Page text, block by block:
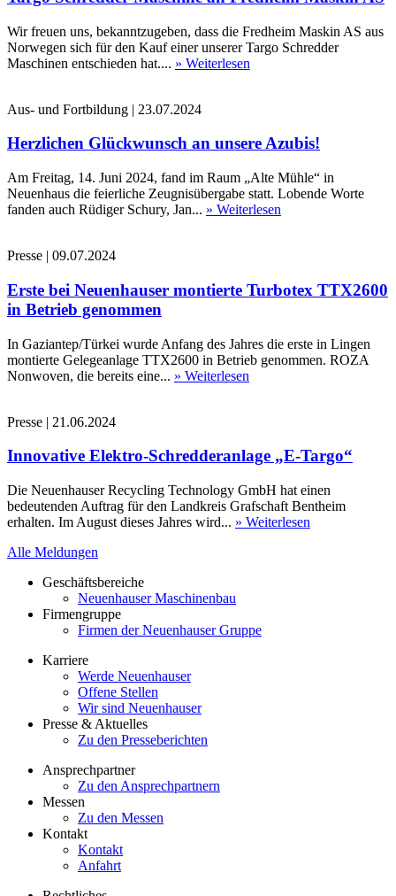
Wir freuen uns, bekanntzugeben, dass die Fredheim Maskin AS aus
Norwegen sich für den Kauf einer unserer Targo Schredder
Maschinen entschieden hat.... » Weiterlesen
Aus- und Fortbildung | 23.07.2024
Herzlichen Glückwunsch an unsere Azubis!
Am Freitag, 14. Juni 2024, fand im Raum „Alte Mühle“ in
Neuenhaus die feierliche Zeugnisübergabe statt. Lobende Worte
fanden auch Rüdiger Schury, Jan... » Weiterlesen
Presse | 09.07.2024
Erste bei Neuenhauser montierte Turbotex TTX2600
in Betrieb genommen
In Gaziantep/Türkei wurde Anfang des Jahres die erste in Lingen
montierte Gelegeanlage TTX2600 in Betrieb genommen. ROZA
Nonwoven, die bereits eine... » Weiterlesen
Presse | 21.06.2024
Innovative Elektro-Schredderanlage „E-Targo“
Die Neuenhauser Recycling Technology GmbH hat einen
bedeutenden Auftrag für den Landkreis Grafschaft Bentheim
erhalten. Im August dieses Jahres wird... » Weiterlesen
Alle Meldungen
Geschäftsbereiche
Neuenhauser Maschinenbau
Firmengruppe
Firmen der Neuenhauser Gruppe
Karriere
Werde Neuenhauser
Offene Stellen
Wir sind Neuenhauser
Presse & Aktuelles
Zu den Presseberichten
Ansprechpartner
Zu den Ansprechpartnern
Messen
Zu den Messen
Kontakt
Kontakt
Anfahrt